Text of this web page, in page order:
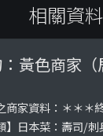
相關資料
黃色商家（
商家資料：＊＊＊
】日本菜：壽司/刺